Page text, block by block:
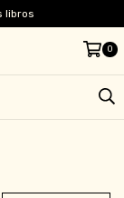
libros
0